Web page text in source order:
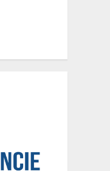
Distrito